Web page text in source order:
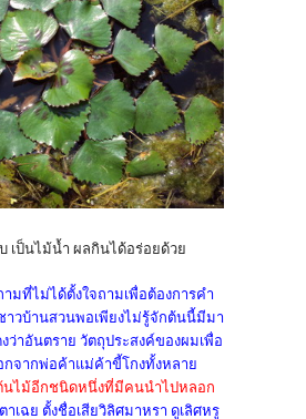
เป็นไม้น้ำ ผลกินได้อร่อยด้วย
มที่ไม่ได้ตั้งใจถามเพื่อต้องการคำ
าวบ้านสวนพอเพียงไม่รู้จักต้นนี้มีมา
ว่าอันตราย วัตถุประสงค์ของผมเพื่อ
จากพ่อค้าแม่ค้าขี้โกงทั้งหลาย
นไม้อีกชนิดหนึ่งที่มีคนนำไปหลอก
าเฉย ตั้งชื่อเสียวิลิศมาหรา ดูเลิศหรู